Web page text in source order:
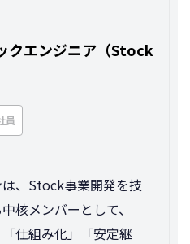
クエンジニア（Stock
員
、Stock事業開発を技
核メンバーとして、
「仕組み化」「安定継